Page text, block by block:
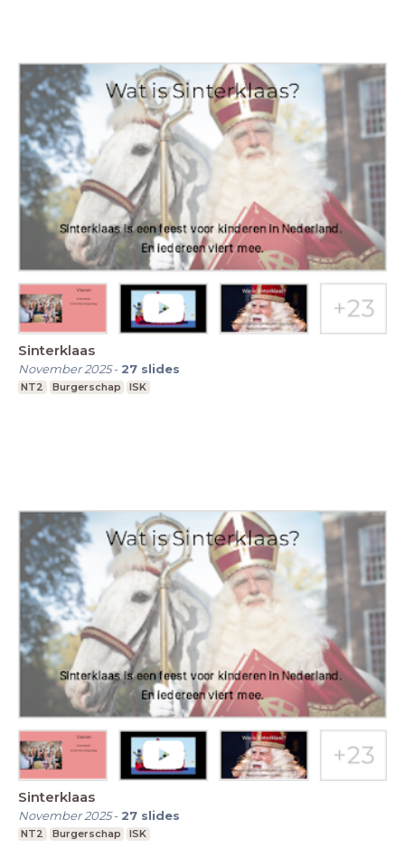
Sinterklaas
November 2025- 27 slides
NT2 Burgerschap ISK
Sinterklaas
November 2025- 27 slides
NT2 Burgerschap ISK